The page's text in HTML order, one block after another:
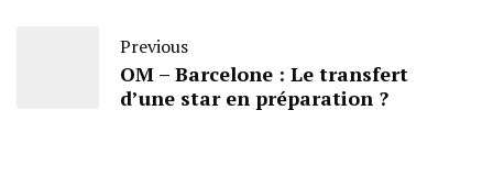
Previous
OM – Barcelone : Le transfert
d’une star en préparation ?